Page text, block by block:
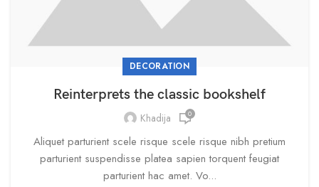
DECORATION
Reinterprets the classic bookshelf
Khadija 0
Aliquet parturient scele risque scele risque nibh pretium
parturient suspendisse platea sapien torquent feugiat
parturient hac amet. Vo...